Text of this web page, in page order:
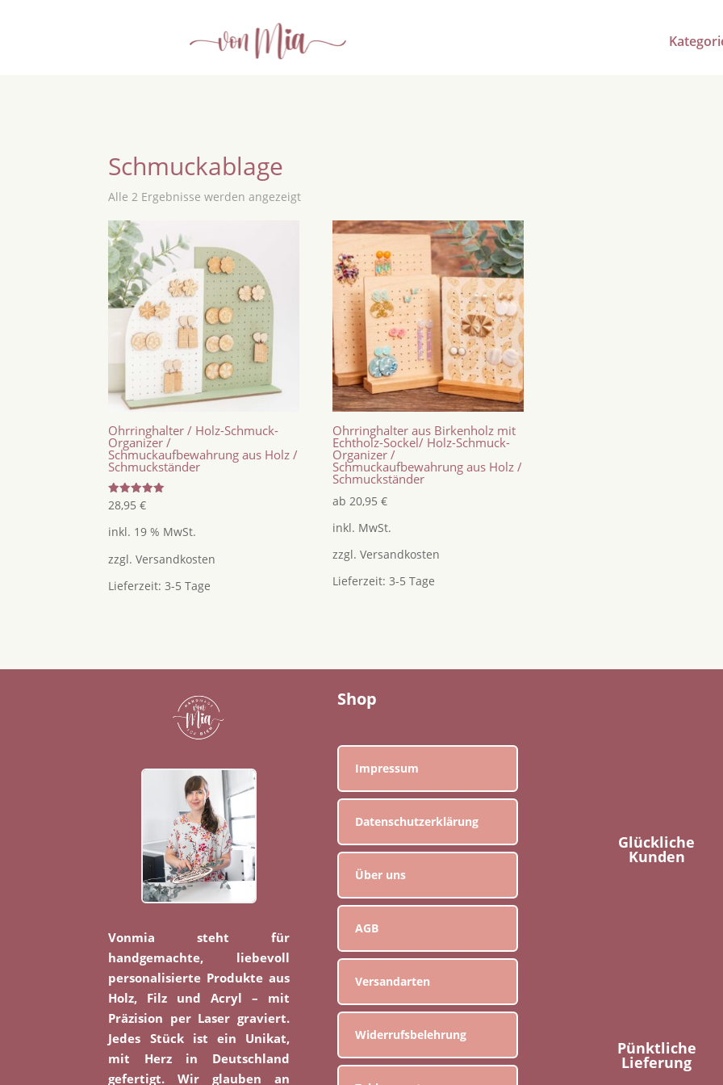
Schmuckablage
Alle 2 Ergebnisse werden angezeigt
Ohrringhalter / Holz-Schmuck-
Organizer /
Schmuckaufbewahrung aus Holz /
Schmuckständer
Bewertet
mit
von 5
28,95€
inkl. 19 % MwSt.
zzgl.Versandkosten
Lieferzeit:3-5 Tage
Ohrringhalter aus Birkenholz mit
Echtholz-Sockel/ Holz-Schmuck-
Organizer /
Schmuckaufbewahrung aus Holz /
Schmuckständer
ab 20,95€
inkl. MwSt.
zzgl.Versandkosten
Lieferzeit:3-5 Tage
Vonmia steht für
handgemachte, liebevoll
personalisierte Produkte aus
Holz, Filz und Acryl – mit
Präzision per Laser graviert.
Jedes Stück ist ein Unikat,
mit Herz in Deutschland
gefertigt. Wir glauben an
Shop
Impressum
Datenschutzerklärung
Über uns
AGB
Versandarten
Widerrufsbelehrung
Glückliche
Kunden
Pünktliche
Lieferung